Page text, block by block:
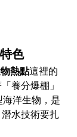
色
熱點這裡的
養分爆棚」
洋生物，是
潛水技術要扎